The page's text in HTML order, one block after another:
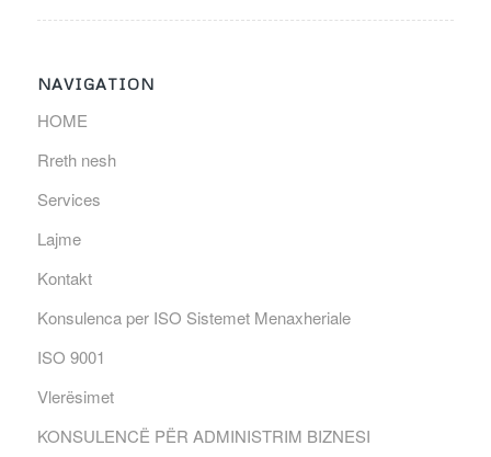
NAVIGATION
HOME
Rreth nesh
Services
Lajme
Kontakt
Konsulenca per ISO Sistemet Menaxheriale
ISO 9001
Vlerësimet
KONSULENCË PËR ADMINISTRIM BIZNESI